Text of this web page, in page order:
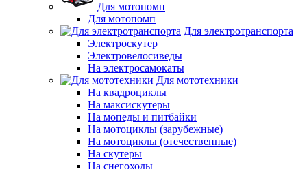
Для мотопомп
Для мотопомп
Для электротранспорта
Электроскутер
Электровелосиведы
На электросамокаты
Для мототехники
На квадроциклы
На максискутеры
На мопеды и питбайки
На мотоциклы (зарубежные)
На мотоциклы (отечественные)
На скутеры
На снегоходы